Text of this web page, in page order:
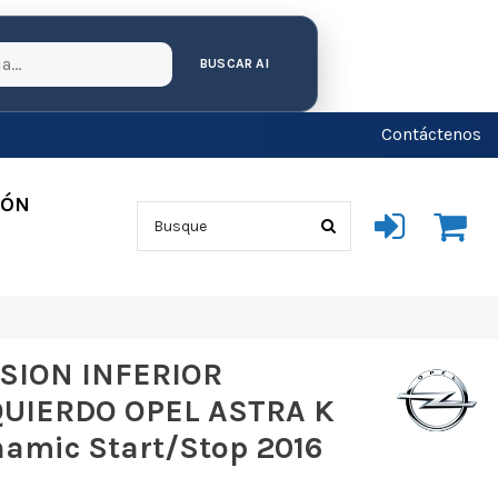
BUSCAR AI
Contáctenos
INFERIOR
OPEL ASTRA K
Start/Stop 2016